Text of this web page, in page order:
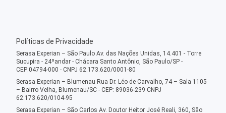
Políticas de Privacidade
Serasa Experian – São Paulo Av. das Nações Unidas, 14.401 - Torre
Sucupira - 24ºandar - Chácara Santo Antônio, São Paulo/SP -
CEP:04794-000 - CNPJ 62.173.620/0001-80
Serasa Experian – Blumenau Rua Dr. Léo de Carvalho, 74 – Sala 1105
– Bairro Velha, Blumenau/SC - CEP: 89036-239 CNPJ
62.173.620/0104-95
Serasa Experian – São Carlos Av. Doutor Heitor José Reali, 360, São